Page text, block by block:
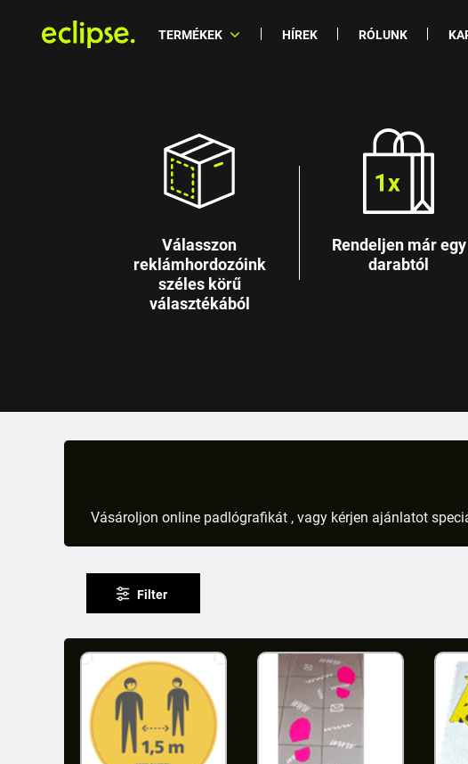
TERMÉKEK HÍREK RÓLUNK
Válasszon
reklámhordozóink
széles körű
választékából
Rendeljen már egy
darabtól
Vásároljon online padlógrafikát , vagy kérjen ajánlatot
Filter